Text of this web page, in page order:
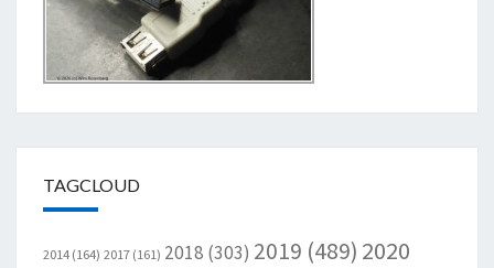
TAGCLOUD
2014 (164) 2017 (161) 2018 (303) 2019 (489) 2020